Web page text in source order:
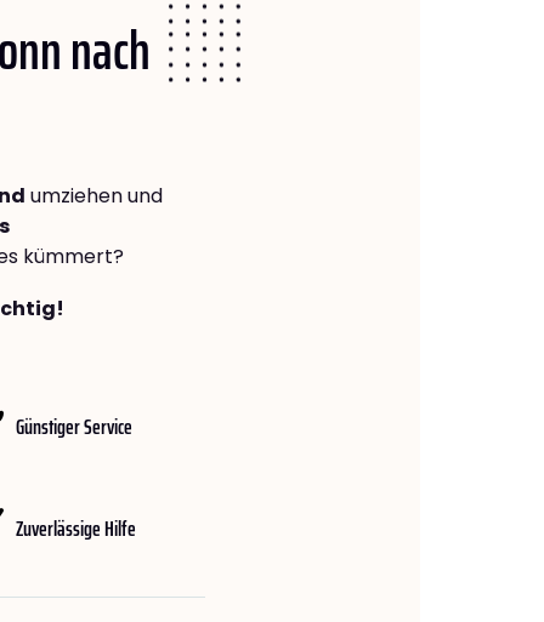
nach
umziehen und
kümmert?
Günstiger Service
Zuverlässige Hilfe